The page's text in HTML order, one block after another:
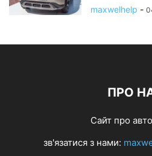
maxwelhelp -
ПРО
Сайт про
зв'язатися з нами: